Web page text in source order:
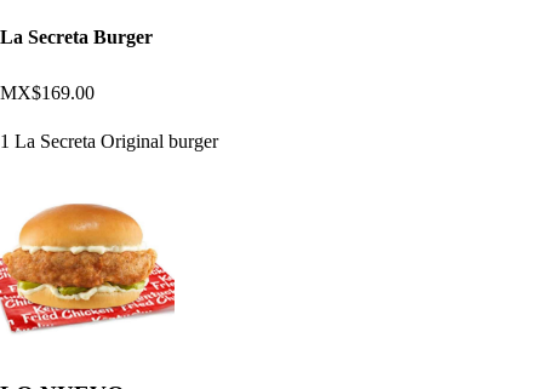
La Secreta Burger
MX$169.00
1 La Secreta Original burger